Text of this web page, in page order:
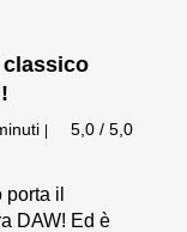
classico
5,0 / 5,0
il
DAW! Ed è